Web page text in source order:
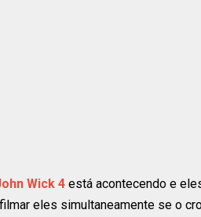
Wick 4 está acontecendo e
eles simultaneamente se o